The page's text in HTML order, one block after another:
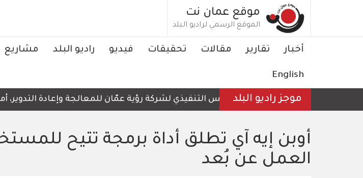
موقع عمان نت
الموقع الرسمي لراديو البلد
Main
أخبار تقارير مقالات تحقيقات فيديو راديو البلد مشاريع
English
موجز راديو البلدالرئيس التنفيذي لشركة رؤية عمّان للمعالجة وإعادة التدوير،
أوبن إيه آي تطلق أداة برمجة تتيح
العمل عن بُعد